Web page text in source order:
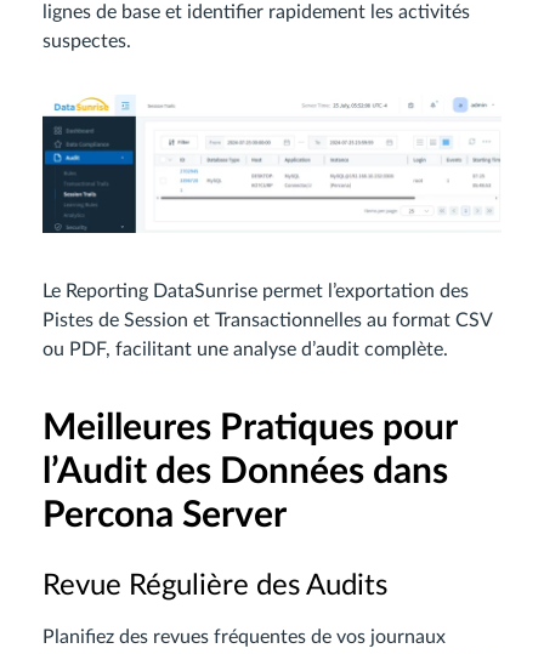
lignes de base et identifier rapidement les activités
suspectes.
Le Reporting DataSunrise permet l’exportation des
Pistes de Session et Transactionnelles au format CSV
ou PDF, facilitant une analyse d’audit complète.
Meilleures Pratiques pour
l’Audit des Données dans
Percona Server
Revue Régulière des Audits
Planifiez des revues fréquentes de vos journaux